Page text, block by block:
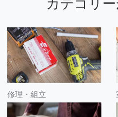
カテゴリ
修理・組立